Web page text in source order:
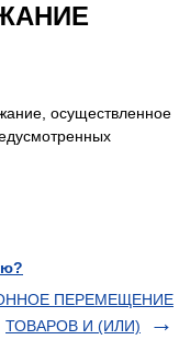
осуществленное
ПЕРЕМЕЩЕНИЕ
ТОВАРОВ И (ИЛИ)